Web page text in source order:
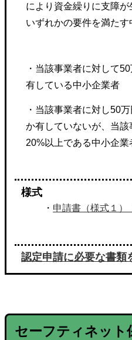
により資金繰りに支障
いずれかの要件を満たす
・当該事業者に対して
有している中小企業者
・当該事業者に対し50
か有していないが、当
20%以上である中小企業
様式
・ 申請書（様式１）
認定申請に必要な書類
セーフティネット